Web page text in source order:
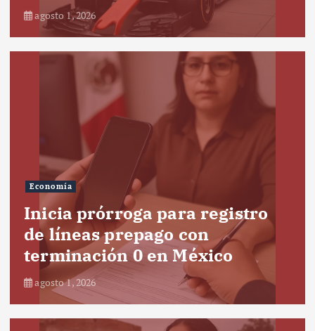
agosto 1, 2026
Economía
Inicia prórroga para registro
de líneas prepago con
terminación 0 en México
agosto 1, 2026